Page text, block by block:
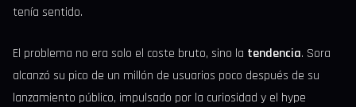
tenía sentido.
El problema no era solo el coste bruto, sino la tendencia. Sora
alcanzó su pico de un millón de usuarios poco después de su
lanzamiento público, impulsado por la curiosidad y el hype